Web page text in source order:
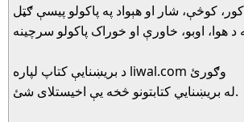
د بريښنايې کتاپ لپاره liwal.com وګورئ
له بريښنايي کتابتونو څخه يې اخيستلاى شئ.